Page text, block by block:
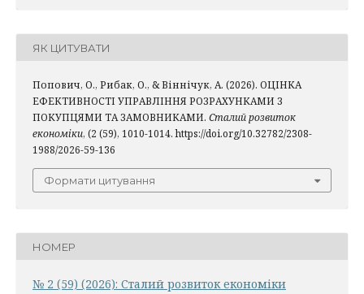
ЯК ЦИТУВАТИ
Попович, О., Рибак, О., & Віннічук, А. (2026). ОЦІНКА
ЕФЕКТИВНОСТІ УПРАВЛІННЯ РОЗРАХУНКАМИ З
ПОКУПЦЯМИ ТА ЗАМОВНИКАМИ. Сталий розвиток
економіки, (2 (59), 1010-1014. https://doi.org/10.32782/2308-
1988/2026-59-136
Формати цитування
НОМЕР
№ 2 (59) (2026): Сталий розвиток економіки